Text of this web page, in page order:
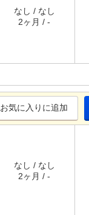
なし / なし
2ヶ月 / -
お気に入りに追加
なし / なし
2ヶ月 / -